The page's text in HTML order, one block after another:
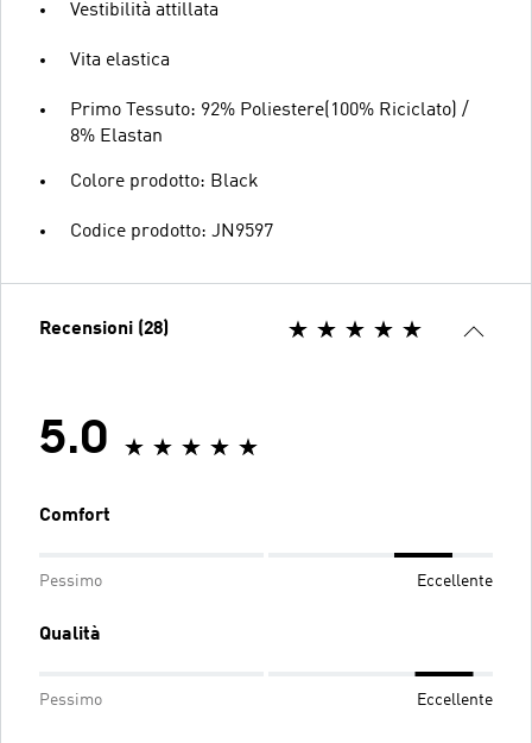
Vestibilità attillata
Vita elastica
Primo Tessuto: 92% Poliestere(100% Riciclato) /
8% Elastan
Colore prodotto: Black
Codice prodotto: JN9597
Recensioni (28)
5.0
Comfort
Pessimo Eccellente
Qualità
Pessimo Eccellente